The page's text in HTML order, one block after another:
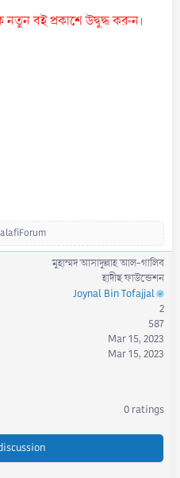
বই প্রকাশে উদ্বুদ্ধ করুন।
মুহাম্মদ আসাদুল্লাহ আল-গালিব
হাদীছ ফাউন্ডেশন
Joynal Bin Tofajjal
2
587
Mar 15, 2023
Mar 15, 2023
0 ratings